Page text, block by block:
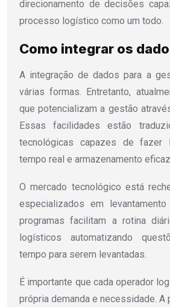
direcionamento de decisões
processo logístico como um todo.
Como integrar os
A integração de dados para a
várias formas. Entretanto,
que potencializam a gestão
Essas facilidades estão
tecnológicas capazes de fazer
tempo real e armazenamento
O mercado tecnológico está
especializados em
programas facilitam a rotina
logísticos automatizando
tempo para serem levantadas.
É importante que cada operador
própria demanda e necessidade. A